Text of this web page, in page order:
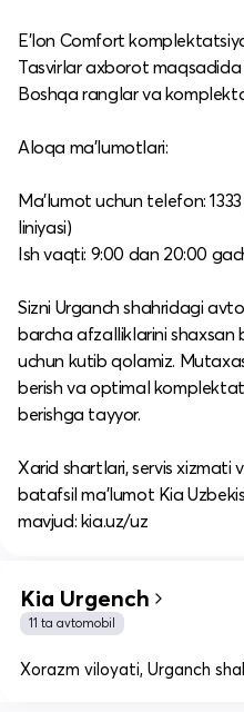
E’lon Comfort
Tasvirlar axborot
Boshqa ranglar va
Aloqa ma’lumotlari:
Ma’lumot uchun telefon:
liniyasi)
Ish vaqti: 9:00 dan 20:00
Sizni Urganch shahridagi
barcha afzalliklarini
uchun kutib qolamiz.
berish va optimal
berishga tayyor.
​Xarid shartlari, servis xizmati
batafsil ma’lumot Kia
mavjud: kia.uz/uz
Kia Urgench
11 ta avtomobil
Xorazm viloyati, Urganch